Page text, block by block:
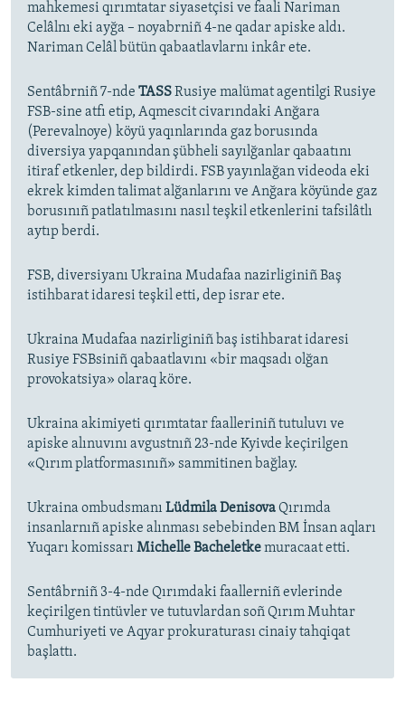
mahkemesi qırımtatar siyasetçisi ve faali Nariman
Celâlnı eki ayğa – noyabrniñ 4-ne qadar apiske aldı.
Nariman Celâl bütün qabaatlavlarnı inkâr ete.
Sentâbrniñ 7-nde TASSRusiye malümat agentilgi Rusiye
FSB-sine atfı etip, Aqmescit civarındaki Anğara
(Perevalnoye) köyü yaqınlarında gaz borusında
diversiya yapqanından şübheli sayılğanlar qabaatını
itiraf etkenler, dep bildirdi. FSB yayınlağan videoda eki
ekrek kimden talimat alğanlarını ve Anğara köyünde gaz
borusınıñ patlatılmasını nasıl teşkil etkenlerini tafsilâtlı
aytıp berdi.
FSB, diversiyanı Ukraina Mudafaa nazirliginiñ Baş
istihbarat idaresi teşkil etti, dep israr ete.
Ukraina Mudafaa nazirliginiñ baş istihbarat idaresi
Rusiye FSBsiniñ qabaatlavını «bir maqsadı olğan
provokatsiya» olaraq köre.
Ukraina akimiyeti qırımtatar faalleriniñ tutuluvı ve
apiske alınuvını avgustnıñ 23-nde Kyivde keçirilgen
«Qırım platformasınıñ» sammitinen bağlay.
Ukraina ombudsmanı Lüdmila DenisovaQırımda
insanlarnıñ apiske alınması sebebinden BM İnsan aqları
Yuqarı komissarı Michelle Bacheletkemuracaat etti.
Sentâbrniñ 3-4-nde Qırımdaki faallerniñ evlerinde
keçirilgen tintüvler ve tutuvlardan soñ Qırım Muhtar
Cumhuriyeti ve Aqyar prokuraturası cinaiy tahqiqat
başlattı.